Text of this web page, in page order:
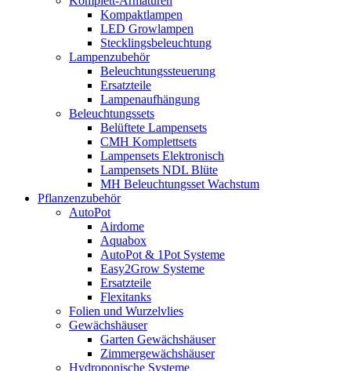
Kompaktlampen
LED Growlampen
Stecklingsbeleuchtung
Lampenzubehör
Beleuchtungssteuerung
Ersatzteile
Lampenaufhängung
Beleuchtungssets
Belüftete Lampensets
CMH Komplettsets
Lampensets Elektronisch
Lampensets NDL Blüte
MH Beleuchtungsset Wachstum
Pflanzenzubehör
AutoPot
Airdome
Aquabox
AutoPot & 1Pot Systeme
Easy2Grow Systeme
Ersatzteile
Flexitanks
Folien und Wurzelvlies
Gewächshäuser
Garten Gewächshäuser
Zimmergewächshäuser
Hydroponische Systeme